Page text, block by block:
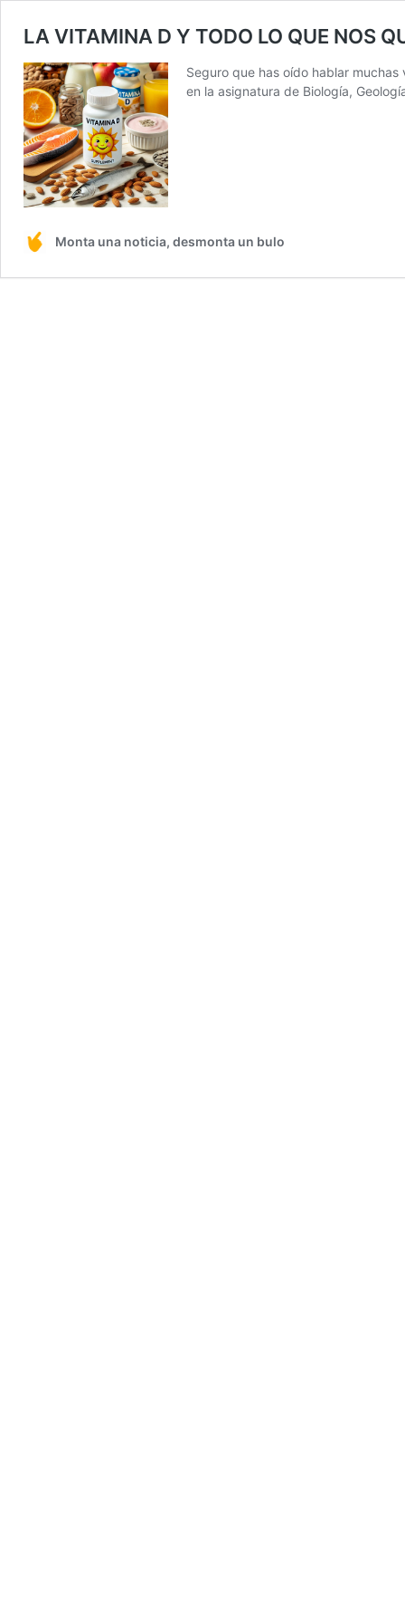
LA VITAMINA D Y TODO LO QUE NOS
Seguro que has oído hablar
en la asignatura de Biología,
Monta una noticia, desmonta un bulo